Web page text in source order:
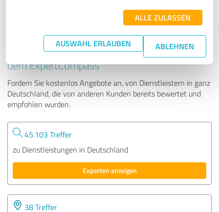
ALLE ZULASSEN
AUSWAHL ERLAUBEN ABLEHNEN
Tipp: Die passenden Experten finden - mit
dem ExpertCompass
Fordern Sie kostenlos Angebote an, von Dienstleistern in ganz
Deutschland, die von anderen Kunden bereits bewertet und
empfohlen wurden.
45.103 Treffer
zu Dienstleistungen in Deutschland
Experten anzeigen
38 Treffer